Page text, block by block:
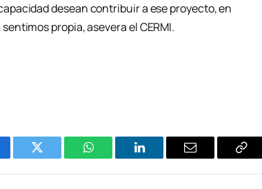
desean contribuir a ese proyecto, en
propia, asevera el CERMI.
Twitter WhatsAppLinkedIn Email